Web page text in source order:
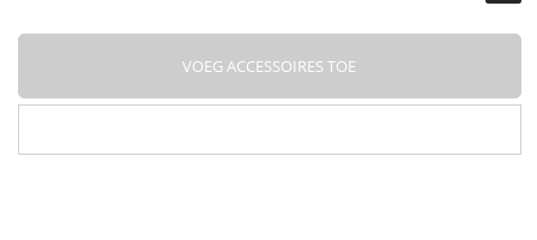
VOEG ACCESSOIRES TOE